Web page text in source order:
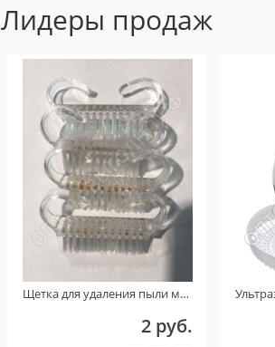
Лидеры продаж
Щетка для удаления пыли маленькая (Прозрачная) УЦЕНКА!!! ( На пластике присутствует ржавчина )
2 руб.